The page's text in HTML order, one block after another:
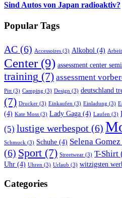
Sind Autos von Japan radioaktiv?
Popular Tags
AC (6) Accessoires (3) Alkohol (4) Arbeit
Center(9) assessment center
training (7) assessment
Pitt (3) Camping (3) Design (3) deutschland
(7) Drucker (3) Einkaufen (3) Einladung (3)
(4) Kate Moss (3) Lady Gaga (4) Laufen (3)
(5) lustige werbespot (6)
Schmuck (3) Schuhe (4) Selena Gomez
(6) Sport (7) Streetwear (3) T-Shirt
Uhr (4) Uhren (3) Urlaub (3) witzigsten
Categories